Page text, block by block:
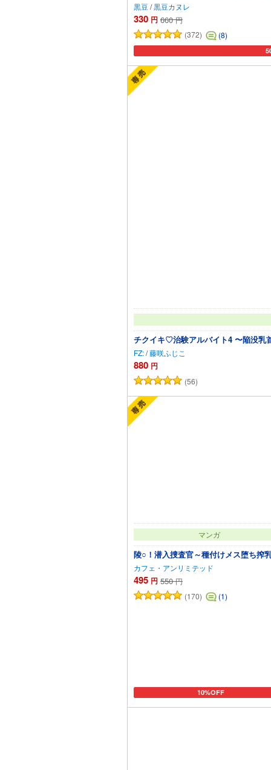
黒豆 /黒豆カヌレ
330 円 660 円
(372)
(8)
カ
チクイキ♡治験アルバイト4 〜陥没乳
FZ:/藤咲ふじこ
880 円
(56)
マンガ
陵○！潜入捜査官～種付けメス堕ち搾
カフェ・アンリミテッド
495 円 550 円
(170)
(1)
10%OFF
カートに追加